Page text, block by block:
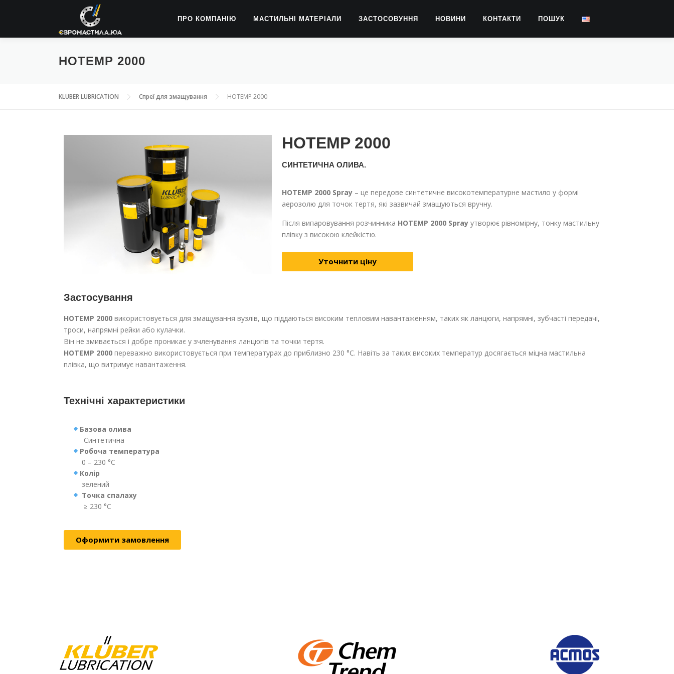
ПРО КОМПАНІЮ МАСТИЛЬНІ МАТЕРІАЛИ ЗАСТОСОВУННЯ НОВИНИ КОНТАКТИ ПОШУК
HOTEMP 2000
KLUBER LUBRICATION Спреї для змащування HOTEMP 2000
HOTEMP 2000
СИНТЕТИЧНА ОЛИВА.
HOTEMP 2000 Spray– це передове синтетичне високотемпературне мастило у формі
аерозолю для точок тертя, які зазвичай змащуються вручну.
Після випаровування розчинника HOTEMP 2000 Sprayутворює рівномірну, тонку мастильну
плівку з високою клейкістю.
Уточнити ціну
Застосування
HOTEMP 2000 використовується для змащування вузлів, що піддаються високим тепловим навантаженням, таких як ланцюги, напрямні, зубчасті передачі,
троси, напрямні рейки або кулачки.
Він не змивається і добре проникає у зчленування ланцюгів та точки тертя.
HOTEMP 2000 переважно використовується при температурах до приблизно 230 °C. Навіть за таких високих температур досягається міцна мастильна
плівка, що витримує навантаження.
Технічні характеристики
Базова олива
Синтетична
Робоча температура
0 – 230 °C
Колір
зелений
Точка спалаху
≥ 230 °C
Оформити замовлення